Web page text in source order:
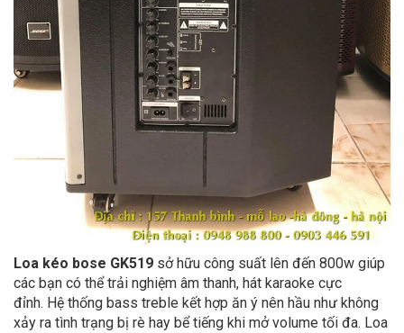
Loa kéo bose GK519 sở hữu công suất lên đến 800w giúp
các bạn có thể trải nghiệm âm thanh, hát karaoke cực
đỉnh. Hệ thống bass treble kết hợp ăn ý nên hầu như không
xảy ra tình trạng bị rè hay bể tiếng khi mở volume tối đa. Loa